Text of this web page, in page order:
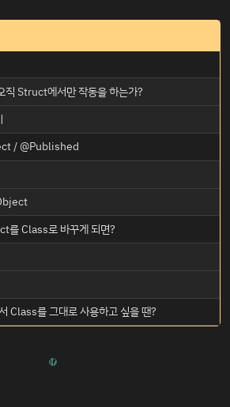
직 Struct에서만 작동을 하는가?
/ @Published
Class로 바꾸게 되면?
Class를 그대로 사용하고 싶을 땐?